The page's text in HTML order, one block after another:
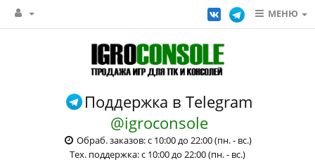
МЕНЮ
Поддержка в Telegram
@igroconsole
Обраб. заказов: с 10:00 до 22:00 (пн. - вс.)
Тех. поддержка: с 10:00 до 22:00 (пн. - вс.)